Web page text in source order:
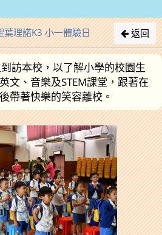
葉理諾K3 小一體驗日 返回
訪本校，以了解小學的校園生
文、音樂及STEM課堂，跟著在
帶著快樂的笑容離校。